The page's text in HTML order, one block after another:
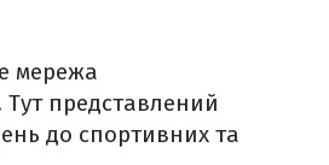
мережа
Тут представлений
до спортивних та